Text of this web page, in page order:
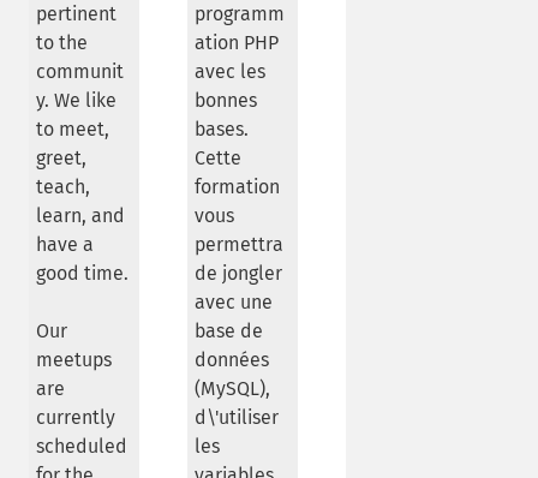
pertinent
to the
communit
y. We like
to meet,
greet,
teach,
learn, and
have a
good time.
Our
meetups
are
currently
scheduled
programm
ation PHP
avec les
bonnes
bases.
Cette
formation
vous
permettra
de jongler
avec une
base de
données
(MySQL),
d\'utiliser
les